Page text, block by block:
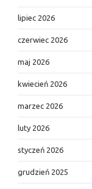
lipiec 2026
czerwiec 2026
maj 2026
kwiecień 2026
marzec 2026
luty 2026
styczeń 2026
grudzień 2025